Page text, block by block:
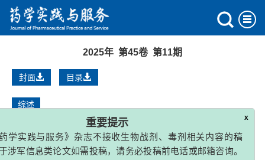
x
重要提示
学实践与服务》杂志不接收生物战剂、毒剂相关内容的稿
涉军信息类论文如需投稿，请务必投稿前电话或邮箱咨询。
2025年 第45卷 第11期
封面 目录
综述
纳米技术在烧伤局部抗感染中的应用
贾婷婷 ,张立超
2025, 43(11): 529-532, 539.